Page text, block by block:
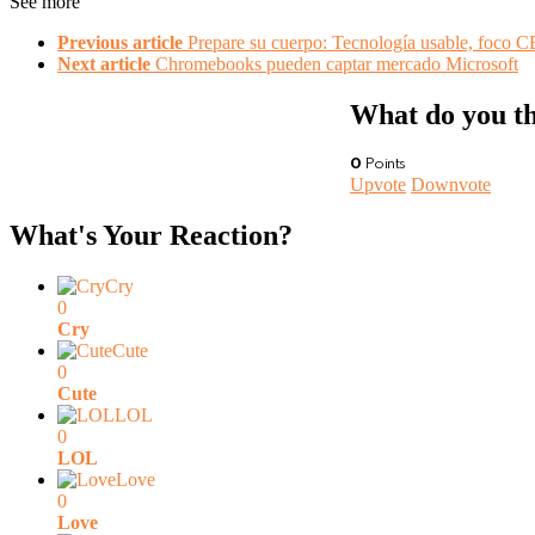
Previous article Prepare su cuerpo: Tecnología usable, foco
Next article Chromebooks pueden captar mercado Microsoft
What do you
0 Points
Upvote Downvote
What's Your Reaction?
Cry
0
Cry
Cute
0
Cute
LOL
0
LOL
Love
0
Love